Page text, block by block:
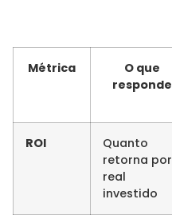
Métrica
O que
responde
ROI
Quanto
retorna por
real
investido